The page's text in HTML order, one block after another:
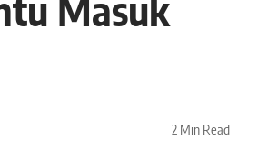
2 Min Read